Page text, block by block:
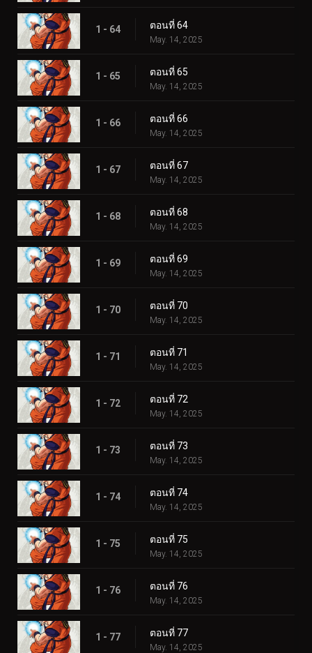
1 - 64 ตอนที่ 64
May. 14, 2025
1 - 65 ตอนที่ 65
May. 14, 2025
1 - 66 ตอนที่ 66
May. 14, 2025
1 - 67 ตอนที่ 67
May. 14, 2025
1 - 68 ตอนที่ 68
May. 14, 2025
1 - 69 ตอนที่ 69
May. 14, 2025
1 - 70 ตอนที่ 70
May. 14, 2025
1 - 71 ตอนที่ 71
May. 14, 2025
1 - 72 ตอนที่ 72
May. 14, 2025
1 - 73 ตอนที่ 73
May. 14, 2025
1 - 74 ตอนที่ 74
May. 14, 2025
1 - 75 ตอนที่ 75
May. 14, 2025
1 - 76 ตอนที่ 76
May. 14, 2025
1 - 77 ตอนที่ 77
May. 14, 2025